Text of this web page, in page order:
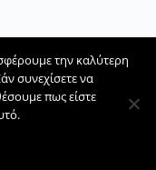
την καλύτερη
συνεχίσετε να
πως είστε